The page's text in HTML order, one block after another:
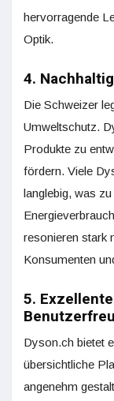
hervorragende
Optik.
4.
Die Schweizer
Umweltschutz.
Produkte zu
fördern. Viele
langlebig, was
resonieren stark
Konsumenten
5.
Dyson.ch bietet
übersichtliche
angenehm